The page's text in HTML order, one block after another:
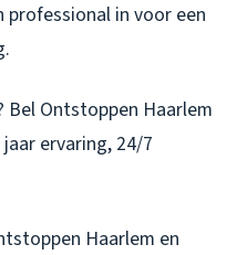
professional in voor een
Bel Ontstoppen Haarlem
ervaring, 24/7
Haarlem en